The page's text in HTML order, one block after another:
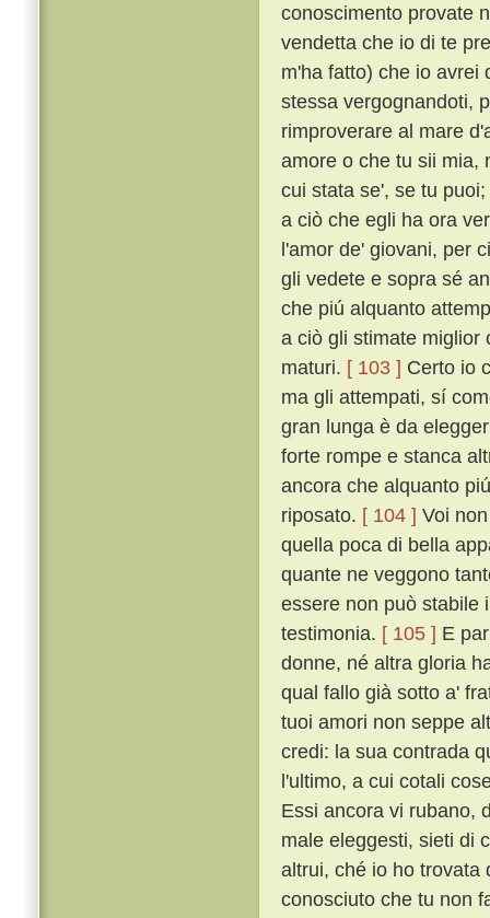
conoscimento provate
vendetta che io di te
m'ha fatto) che io avrei
stessa vergognandoti,
rimproverare al mare
amore o che tu sii mia,
cui stata se', se tu
a ciò che egli ha ora
l'amor de' giovani, per
gli vedete e sopra sé
che piú alquanto
a ciò gli stimate miglior
maturi. [ 103 ] Certo io
ma gli attempati, sí
gran lunga è da
forte rompe e stanca
ancora che alquanto
riposato. [ 104 ] Voi
quella poca di bella
quante ne veggono
essere non può stabile
testimonia. [ 105 ] E
donne, né altra gloria
qual fallo già sotto a'
tuoi amori non seppe
credi: la sua contrada
l'ultimo, a cui cotali
Essi ancora vi rubano,
male eleggesti, sieti di
altrui, ché io ho trovata
conosciuto che tu non